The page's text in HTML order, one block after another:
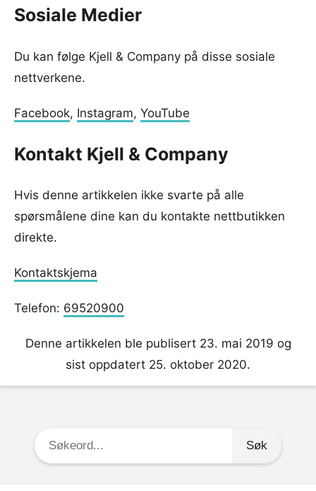
Sosiale Medier
Du kan følge Kjell & Company på disse sosiale
nettverkene.
Facebook, Instagram, YouTube
Kontakt Kjell & Company
Hvis denne artikkelen ikke svarte på alle
spørsmålene dine kan du kontakte nettbutikken
direkte.
Kontaktskjema
Telefon: 69520900
Denne artikkelen ble publisert 23. mai 2019 og
sist oppdatert 25. oktober 2020.
Søkeord: